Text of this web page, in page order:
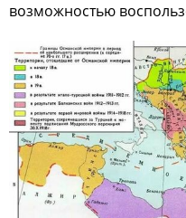
возможностью